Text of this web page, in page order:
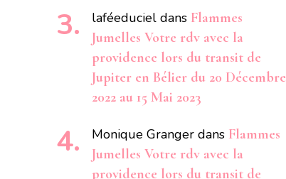
laféeduciel dans Flammes
Jumelles Votre rdv avec la
providence lors du transit de
Jupiter en Bélier du 20 Décembre
2022 au 15 Mai 2023
Monique Granger dans Flammes
Jumelles Votre rdv avec la
providence lors du transit de